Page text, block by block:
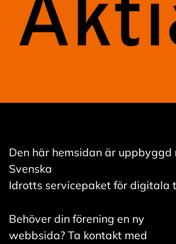
Den här hemsidan är uppbyggd
Svenska
Idrotts servicepaket för digitala
Behöver din förening en ny
webbsida? Ta kontakt med